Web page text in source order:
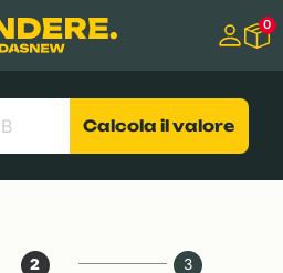
0
Calcola il valore
2
3